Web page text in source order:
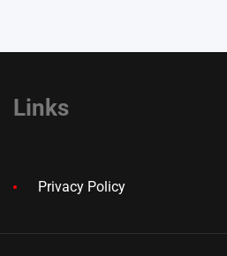
Links
Privacy Policy